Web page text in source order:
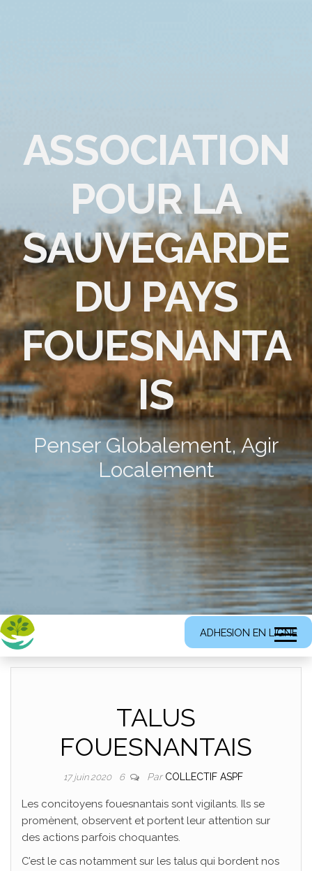
ASSOCIATION
POUR LA
SAUVEGARDE
DU PAYS
FOUESNANTA
IS
Penser Globalement, Agir
Localement
ADHESION EN LIGNE
TALUS
FOUESNANTAIS
17 juin 2020 6 Par COLLECTIF ASPF
Les concitoyens fouesnantais sont vigilants. Ils se
promènent, observent et portent leur attention sur
des actions parfois choquantes.
C’est le cas notamment sur les talus qui bordent nos